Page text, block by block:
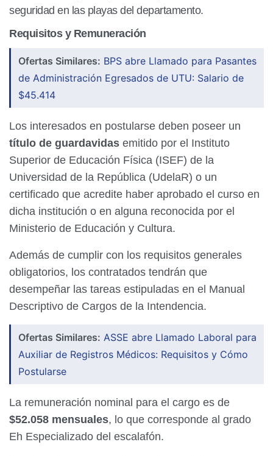
seguridad en las playas del departamento.
Requisitos y Remuneración
Ofertas Similares: BPS abre Llamado para Pasantes
de Administración Egresados de UTU: Salario de
$45.414
Los interesados en postularse deben poseer un
título de guardavidas emitido por el Instituto
Superior de Educación Física (ISEF) de la
Universidad de la República (UdelaR) o un
certificado que acredite haber aprobado el curso en
dicha institución o en alguna reconocida por el
Ministerio de Educación y Cultura.
Además de cumplir con los requisitos generales
obligatorios, los contratados tendrán que
desempeñar las tareas estipuladas en el Manual
Descriptivo de Cargos de la Intendencia.
Ofertas Similares: ASSE abre Llamado Laboral para
Auxiliar de Registros Médicos: Requisitos y Cómo
Postularse
La remuneración nominal para el cargo es de
$52.058 mensuales, lo que corresponde al grado
Eh Especializado del escalafón.